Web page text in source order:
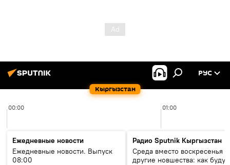
Кыргызстан
РУС
00:00 01:00
Ежедневные новости
Ежедневные новости. Выпуск
08:00
Радио Sputnik Кыргызстан
Среда вместо воскресенья и
другие новшества: как будут